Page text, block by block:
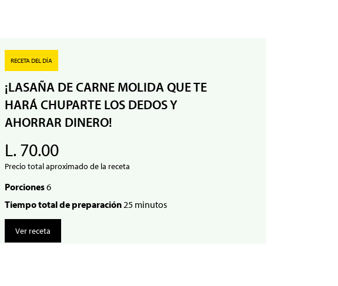
RECETA DEL DÍA
¡LASAÑA DE CARNE MOLIDA QUE TE
HARÁ CHUPARTE LOS DEDOS Y
AHORRAR DINERO!
L. 70.00
Precio total aproximado de la receta
Porciones6
Tiempo total de preparación 25 minutos
Ver receta